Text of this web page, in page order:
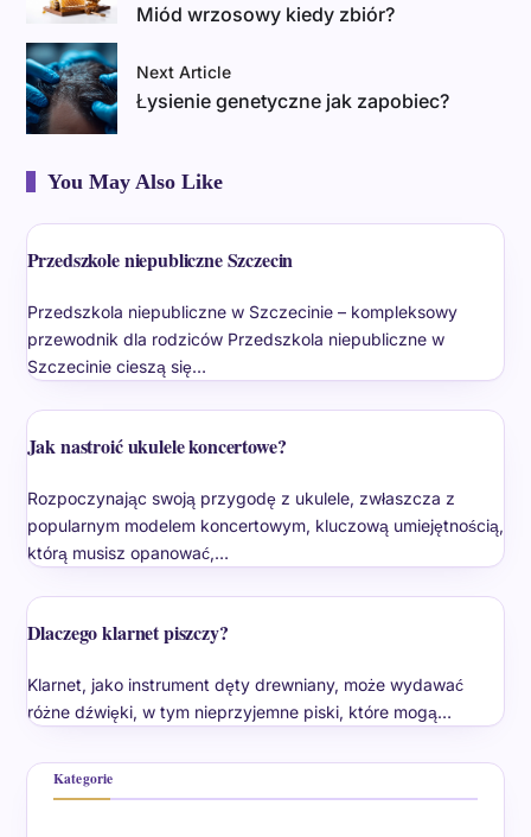
Miód wrzosowy kiedy zbiór?
Next Article
Łysienie genetyczne jak zapobiec?
You May Also Like
Przedszkole niepubliczne Szczecin
Przedszkola niepubliczne w Szczecinie – kompleksowy
przewodnik dla rodziców Przedszkola niepubliczne w
Szczecinie cieszą się…
Jak nastroić ukulele koncertowe?
Rozpoczynając swoją przygodę z ukulele, zwłaszcza z
popularnym modelem koncertowym, kluczową umiejętnością,
którą musisz opanować,…
Dlaczego klarnet piszczy?
Klarnet, jako instrument dęty drewniany, może wydawać
różne dźwięki, w tym nieprzyjemne piski, które mogą…
Kategorie